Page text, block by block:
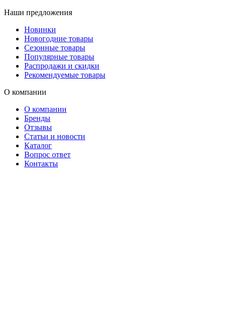
Наши предложения
Новинки
Новогодние товары
Сезонные товары
Популярные товары
Распродажи и скидки
Рекомендуемые товары
О компании
О компании
Бренды
Отзывы
Статьи и новости
Каталог
Вопрос ответ
Контакты